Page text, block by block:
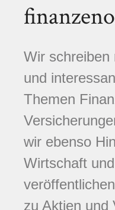
Wir schreiben
und
Themen
wir ebenso
Wirtschaft
zu Aktien und